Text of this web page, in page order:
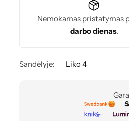
Nemokamas pristatymas
darbo dienas.
Sandėlyje: Liko 4